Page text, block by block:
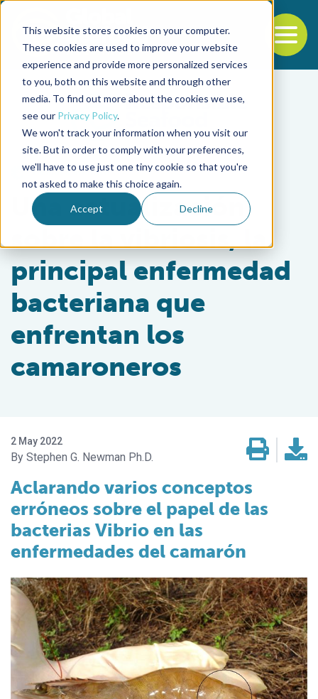
This website stores cookies on your computer.
These cookies are used to improve your website
experience and provide more personalized services
to you, both on this website and through other
media. To find out more about the cookies we use,
see our Privacy Policy.
We won't track your information when you visit our
site. But in order to comply with your preferences,
we'll have to use just one tiny cookie so that you're
not asked to make this choice again.
Accept Decline
Back to the start of the nav
Jump to the end of the navigation
Health & Welfare
Una actualización
sobre la vibriosis, la
principal enfermedad
bacteriana que
enfrentan los
camaroneros
2 May 2022
Stephen G. Newman Ph.D.
Aclarando varios conceptos
erróneos sobre el papel de las
bacterias Vibrio en las
enfermedades del camarón